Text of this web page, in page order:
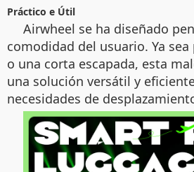
Práctico e Útil
Airwheel se ha diseñado
comodidad del usuario. Ya
o una corta escapada, esta
una solución versátil y
necesidades de